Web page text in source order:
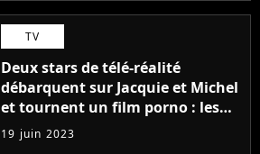
TV
Deux stars de télé-réalité
débarquent sur Jacquie et Michel
et tournent un film porno : les
premières images du tournage
(exclu)
19 juin 2023